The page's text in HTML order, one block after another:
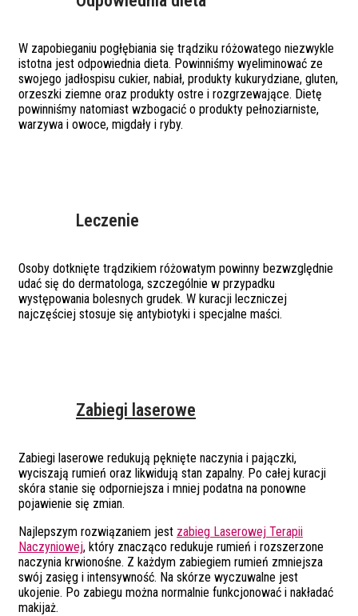
W zapobieganiu pogłębiania się trądziku różowatego niezwykle
istotna jest odpowiednia dieta. Powinniśmy wyeliminować ze
swojego jadłospisu cukier, nabiał, produkty kukurydziane, gluten,
orzeszki ziemne oraz produkty ostre i rozgrzewające. Dietę
powinniśmy natomiast wzbogacić o produkty pełnoziarniste,
warzywa i owoce, migdały i ryby.
Leczenie
Osoby dotknięte trądzikiem różowatym powinny bezwzględnie
udać się do dermatologa, szczególnie w przypadku
występowania bolesnych grudek. W kuracji leczniczej
najczęściej stosuje się antybiotyki i specjalne maści.
Zabiegi laserowe
Zabiegi laserowe redukują pęknięte naczynia i pajączki,
wyciszają rumień oraz likwidują stan zapalny. Po całej kuracji
skóra stanie się odporniejsza i mniej podatna na ponowne
pojawienie się zmian.
Najlepszym rozwiązaniem jest zabieg Laserowej Terapii
Naczyniowej, który znacząco redukuje rumień i rozszerzone
naczynia krwionośne. Z każdym zabiegiem rumień zmniejsza
swój zasięg i intensywność. Na skórze wyczuwalne jest
ukojenie. Po zabiegu można normalnie funkcjonować i nakładać
makijaż.